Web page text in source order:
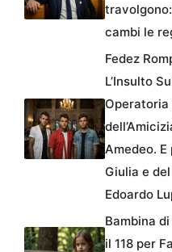
travolgono:
cambi le
Fedez
L’Insulto
Operatoria
Amedeo. E
Giulia e
Edoardo
Bambina
il 118 per